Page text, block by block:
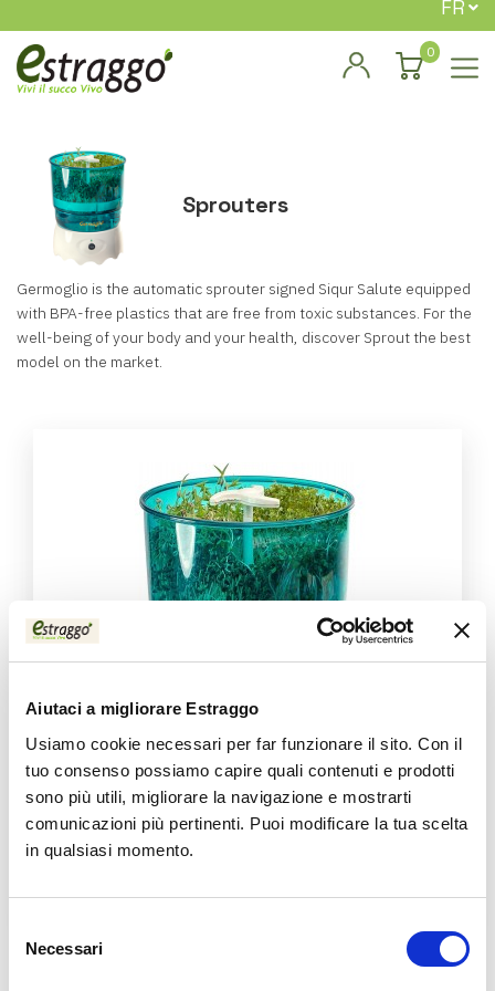
Aiutaci a migliorare Estraggo
Usiamo cookie necessari per far funzionare il sito. Con il
tuo consenso possiamo capire quali contenuti e prodotti
sono più utili, migliorare la navigazione e mostrarti
comunicazioni più pertinenti. Puoi modificare la tua scelta
in qualsiasi momento.
delNecessari
FR
0
Sprouters
Germoglio is the automatic sprouter signed Siqur Salute equipped
with BPA-free plastics that are free from toxic substances. For the
well-being of your body and your health, discover Sprout the best
model on the market.
Produit
Germoglio